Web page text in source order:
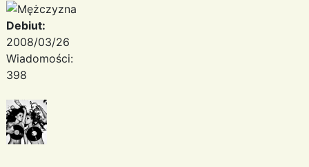
Debiut:
2008/03/26
Wiadomości:
398